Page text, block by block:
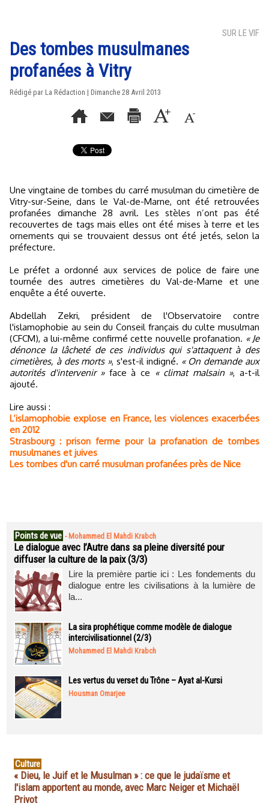
SUR LE VIF
Des tombes musulmanes
profanées à Vitry
Rédigé par La Rédaction | Dimanche 28 Avril 2013
Une vingtaine de tombes du carré musulman du cimetière de
Vitry-sur-Seine, dans le Val-de-Marne, ont été retrouvées
profanées dimanche 28 avril. Les stèles n’ont pas été
recouvertes de tags mais elles ont été mises à terre et les
ornements qui se trouvaient dessus ont été jetés, selon la
préfecture.
Le préfet a ordonné aux services de police de faire une
tournée des autres cimetières du Val-de-Marne et une
enquête a été ouverte.
Abdellah Zekri, président de l'Observatoire contre
l'islamophobie au sein du Conseil français du culte musulman
(CFCM), a lui-même confirmé cette nouvelle profanation. « Je
dénonce la lâcheté de ces individus qui s'attaquent à des
cimetières, à des morts », s'est-il indigné. « On demande aux
autorités d'intervenir »face à ce « climat malsain », a-t-il
ajouté.
Lire aussi :
L’islamophobie explose en France, les violences exacerbées
en 2012
Strasbourg : prison ferme pour la profanation de tombes
musulmanes et juives
Les tombes d'un carré musulman profanées près de Nice
Points de vue - Mohammed El Mahdi Krabch
Le dialogue avec l’Autre dans sa pleine diversité pour
diffuser la culture de la paix (3/3)
Lire la première partie ici : Les fondements du
dialogue entre les civilisations à la lumière de
la...
La sira prophétique comme modèle de dialogue
intercivilisationnel (2/3)
Mohammed El Mahdi Krabch
Les vertus du verset du Trône – Ayat al-Kursi
Housman Omarjee
Culture
« Dieu, le Juif et le Musulman » : ce que le judaïsme et
l'islam apportent au monde, avec Marc Neiger et Michaël
Privot